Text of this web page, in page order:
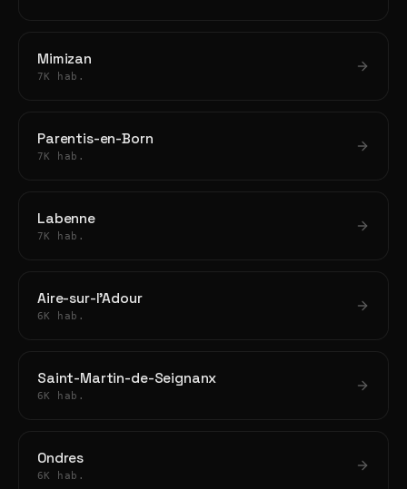
Mimizan
7K hab.
Parentis-en-Born
7K hab.
Labenne
7K hab.
Aire-sur-l'Adour
6K hab.
Saint-Martin-de-Seignanx
6K hab.
Ondres
6K hab.